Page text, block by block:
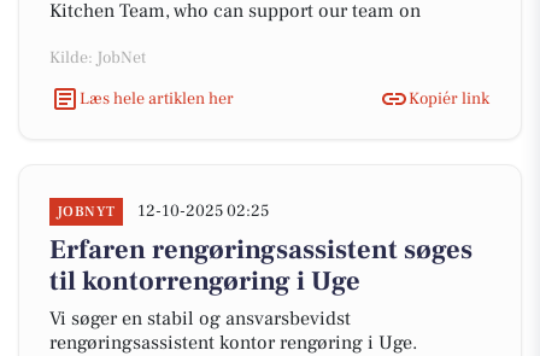
Kitchen Team, who can support our team on
Kilde: JobNet
Læs hele artiklen her
Kopiér link
JOBNYT 12-10-2025 02:25
Erfaren rengøringsassistent søges
til kontorrengøring i Uge
Vi søger en stabil og ansvarsbevidst
rengøringsassistent kontor rengøring i Uge.